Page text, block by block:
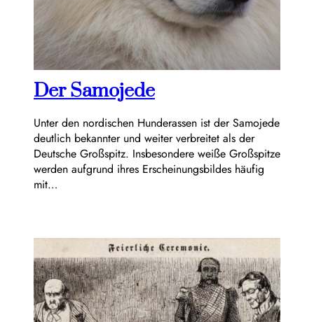
Der Samojede
Unter den nordischen Hunderassen ist der Samojede
deutlich bekannter und weiter verbreitet als der
Deutsche Großspitz. Insbesondere weiße Großspitze
werden aufgrund ihres Erscheinungsbildes häufig
mit…